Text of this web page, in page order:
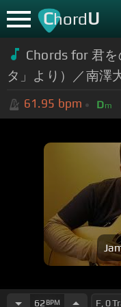
ChordU
Chords for 君
タ」より）／南澤
61.95 bpm Dm
62 BPM